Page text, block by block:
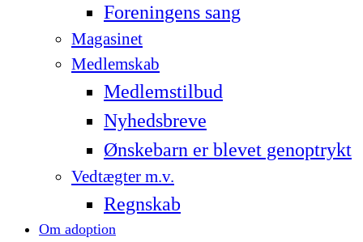
Foreningens sang
Magasinet
Medlemskab
Medlemstilbud
Nyhedsbreve
Ønskebarn er blevet genoptrykt
Vedtægter m.v.
Regnskab
Om adoption